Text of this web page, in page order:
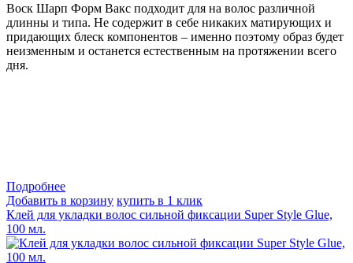
Воск Шарп Форм Вакс подходит для на волос различной
длинны и типа. Не содержит в себе никаких матирующих и
придающих блеск компонентов – именно поэтому образ будет
неизменным и останется естественным на протяжении всего
дня.
Подробнеe
Добавить в корзину купить в 1 клик
Клей для укладки волос сильной фиксации Super Style Glue,
100 мл.